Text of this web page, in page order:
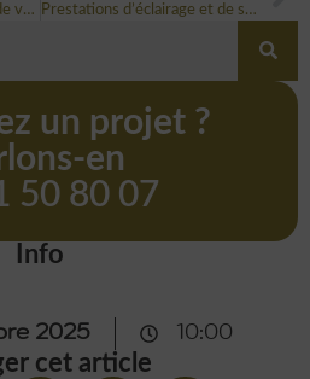
Illuminez vos cérémonies de vœux à Toulouse avec la scénographie Prestations d’éclairage et de sonorisation à Toulouse pour vos événements d’entreprise
un projet ?
en
50 80 07
Info
2025 10:00
cet article